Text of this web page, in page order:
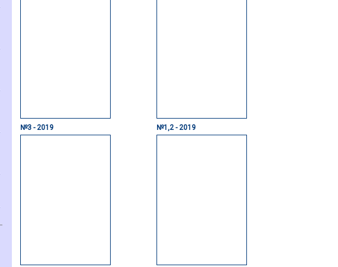
№3 - 2019 №1,2 - 2019